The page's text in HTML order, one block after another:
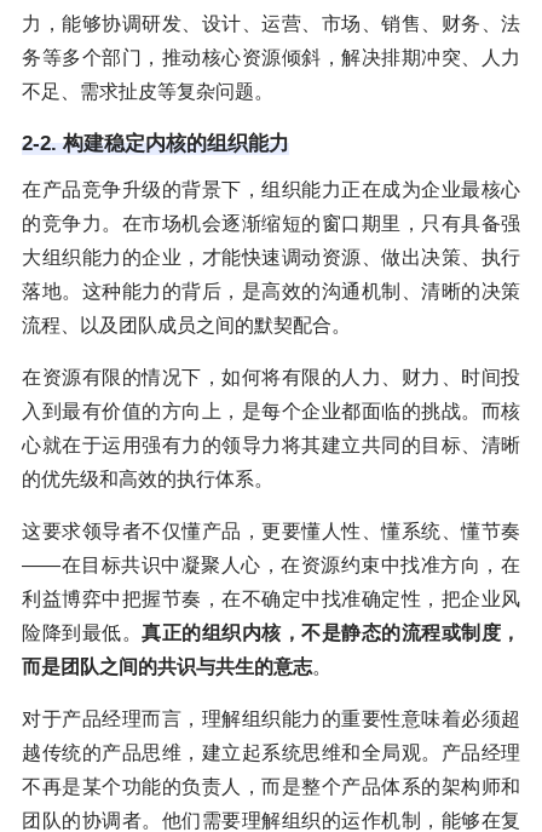
力，能够协调研发、设计、运营、市场、销售、财务、法
务等多个部门，推动核心资源倾斜，解决排期冲突、人力
不足、需求扯皮等复杂问题。
2-2. 构建稳定内核的组织能力
在产品竞争升级的背景下，组织能力正在成为企业最核心
的竞争力。在市场机会逐渐缩短的窗口期里，只有具备强
大组织能力的企业，才能快速调动资源、做出决策、执行
落地。这种能力的背后，是高效的沟通机制、清晰的决策
流程、以及团队成员之间的默契配合。
在资源有限的情况下，如何将有限的人力、财力、时间投
入到最有价值的方向上，是每个企业都面临的挑战。而核
心就在于运用强有力的领导力将其建立共同的目标、清晰
的优先级和高效的执行体系。
这要求领导者不仅懂产品，更要懂人性、懂系统、懂节奏
——在目标共识中凝聚人心，在资源约束中找准方向，在
利益博弈中把握节奏，在不确定中找准确定性，把企业风
险降到最低。 真正的组织内核，不是静态的流程或制度，
而是团队之间的共识与共生的意志。
对于产品经理而言，理解组织能力的重要性意味着必须超
越传统的产品思维，建立起系统思维和全局观。产品经理
不再是某个功能的负责人，而是整个产品体系的架构师和
团队的协调者。他们需要理解组织的运作机制，能够在复